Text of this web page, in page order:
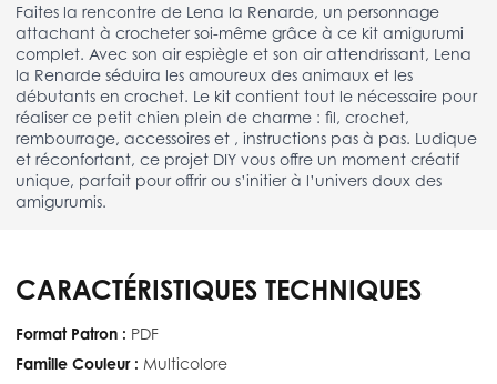
Faites la rencontre de Lena la Renarde, un personnage
attachant à crocheter soi-même grâce à ce kit amigurumi
complet. Avec son air espiègle et son air attendrissant, Lena
la Renarde séduira les amoureux des animaux et les
débutants en crochet. Le kit contient tout le nécessaire pour
réaliser ce petit chien plein de charme : fil, crochet,
rembourrage, accessoires et , instructions pas à pas. Ludique
et réconfortant, ce projet DIY vous offre un moment créatif
unique, parfait pour offrir ou s’initier à l’univers doux des
amigurumis.
CARACTÉRISTIQUES TECHNIQUES
Format Patron : PDF
Famille Couleur : Multicolore